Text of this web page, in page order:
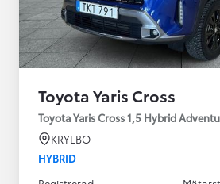
Toyota Yaris Cross
Toyota Yaris Cross 1,5 Hybrid
KRYLBO
HYBRID